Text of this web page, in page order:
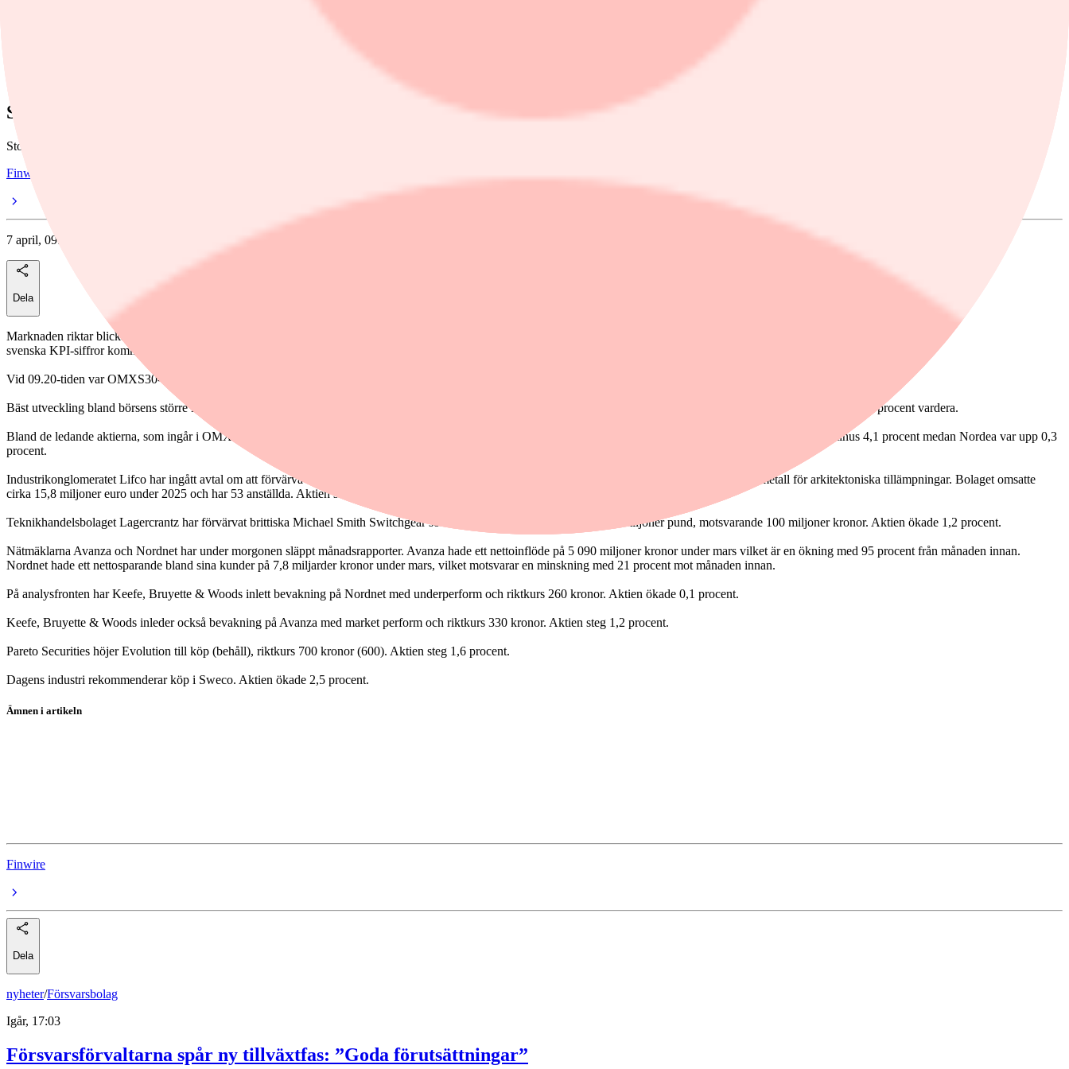
Stockholmsbörsen inleder uppåt
Stockholmsbörsen har inlett stigande på tisdagen i en anpassning till uppgångar på Wall Street under långhelgen.
Finwire
7 april, 09:51
Dela
Marknaden riktar blickarna på utvecklingen i Irankriget. På hemmaplan har
svenska KPI-siffror kommit som visade betydligt lägre utfall än väntat i mars.
Vid 09.20-tiden var OMXS30-indexet upp 1,14 procent till 2 999,61. Aktier för cirka 2,1 miljarder kronor omsattes på Stockholmsbörsen.
Bäst utveckling bland börsens större industrisektorer hade teknologi med en uppgång på 2,3 procent. I andra vågskålen låg fastigheter och dagligvaror i botten med minus 0,5 procent vardera.
Bland de ledande aktierna, som ingår i OMXS30-index, steg Hexagon B 2,6 procent medan Alfa Laval var upp 2,0 procent. Sämst utveckling hade Addtech B med minus 4,1 procent medan Nordea var upp 0,3
procent.
Industrikonglomeratet Lifco har ingått avtal om att förvärva majoriteten av aktierna i italienska Metalltech, en nischad designer och tillverkare av sträckmetall för arkitektoniska tillämpningar. Bolaget omsatte
cirka 15,8 miljoner euro under 2025 och har 53 anställda. Aktien steg 1,7 procent.
Teknikhandelsbolaget Lagercrantz har förvärvat brittiska Michael Smith Switchgear som har en årlig omsättning på cirka 8 miljoner pund, motsvarande 100 miljoner kronor. Aktien ökade 1,2 procent.
Nätmäklarna Avanza och Nordnet har under morgonen släppt månadsrapporter. Avanza hade ett nettoinflöde på 5 090 miljoner kronor under mars vilket är en ökning med 95 procent från månaden innan.
Nordnet hade ett nettosparande bland sina kunder på 7,8 miljarder kronor under mars, vilket motsvarar en minskning med 21 procent mot månaden innan.
På analysfronten har Keefe, Bruyette & Woods inlett bevakning på Nordnet med underperform och riktkurs 260 kronor. Aktien ökade 0,1 procent.
Keefe, Bruyette & Woods inleder också bevakning på Avanza med market perform och riktkurs 330 kronor. Aktien steg 1,2 procent.
Pareto Securities höjer Evolution till köp (behåll), riktkurs 700 kronor (600). Aktien steg 1,6 procent.
Dagens industri rekommenderar köp i Sweco. Aktien ökade 2,5 procent.
Ämnen i artikeln
Finwire
Dela
nyheter/Försvarsbolag
Igår, 17:03
Försvarsförvaltarna spår ny tillväxtfas: ”Goda förutsättningar”